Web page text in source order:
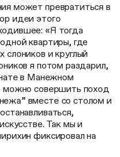
может превратиться в
идеи этого
«Я тогда
квартиры, где
и круглый
я потом раздарил,
в Манежном
можно совершить поход
вместе со столом и
Так мы и
фиксировал на